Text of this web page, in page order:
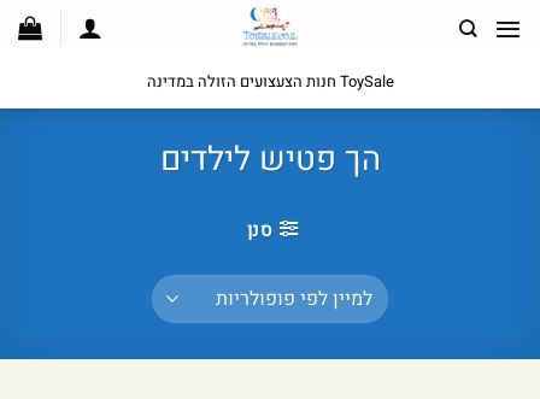
לתוכן
ToySale חנות הצעצועים הזולה במדינה
הך פטיש לילדים
סנן